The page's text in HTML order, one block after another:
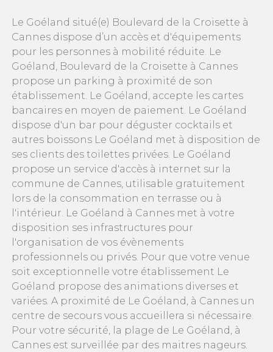
Le Goéland situé(e) Boulevard de la Croisette à
Cannes dispose d’un accès et d'équipements
pour les personnes à mobilité réduite. Le
Goéland, Boulevard de la Croisette à Cannes
propose un parking à proximité de son
établissement. Le Goéland, accepte les cartes
bancaires en moyen de paiement. Le Goéland
dispose d'un bar pour déguster cocktails et
autres boissons Le Goéland met à disposition de
ses clients des toilettes privées. Le Goéland
propose un service d'accès à internet sur la
commune de Cannes, utilisable gratuitement
lors de la consommation en terrasse ou à
l'intérieur. Le Goéland à Cannes met à votre
disposition ses infrastructures pour
l'organisation de vos évènements
professionnels ou privés. Pour que votre venue
soit exceptionnelle votre établissement Le
Goéland propose des animations diverses et
variées. A proximité de Le Goéland, à Cannes un
centre de secours vous accueillera si nécessaire.
Pour votre sécurité, la plage de Le Goéland, à
Cannes est surveillée par des maitres nageurs.